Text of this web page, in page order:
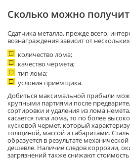
Сколько можно
Сдатчика металла, прежде всего,
вознаграждения зависит от
количество лома;
качество чермета;
тип лома;
условия приемщика.
Добиться максимальной прибыли
крупными партиями после
сортировки и удаления из лома
касается типа лома, то по более
кусковой чермет, который
толщиной, массой и габаритами.
образуется в результате
дешевле. Наличие следов коррозии,
загрязнений также снижают